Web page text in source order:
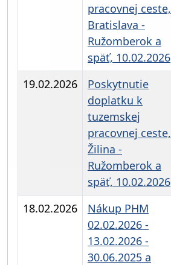
pracovnej ceste,
Bratislava -
Ružomberok a
späť, 10.02.2026
19.02.2026
Poskytnutie
doplatku k
tuzemskej
pracovnej ceste,
Žilina -
Ružomberok a
späť, 10.02.2026
18.02.2026
Nákup PHM
02.02.2026 -
13.02.2026 -
30.06.2025 a